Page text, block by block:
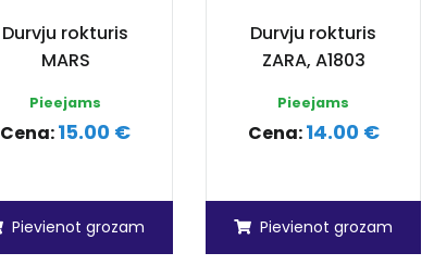
Durvju rokturis
MARS
Pieejams
Cena:15.00 €
Pievienot grozam
Durvju rokturis
ZARA, A1803
Pieejams
Cena:14.00 €
Pievienot grozam